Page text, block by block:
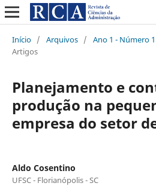
Início / Arquivos / Ano 1 - Número
Artigos
Planejamento e
produção na
empresa do setor
Aldo Cosentino
UFSC - Florianópolis - SC